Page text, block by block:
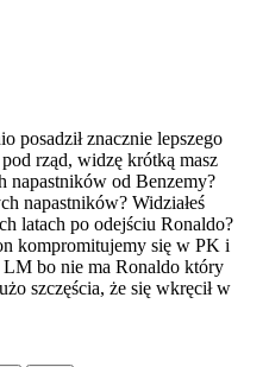
posadził znacznie lepszego
rząd, widzę krótką masz
napastników od Benzemy?
napastników? Widziałeś
latach po odejściu Ronaldo?
kompromitujemy się w PK i
bo nie ma Ronaldo który
szczęścia, że się wkręcił w